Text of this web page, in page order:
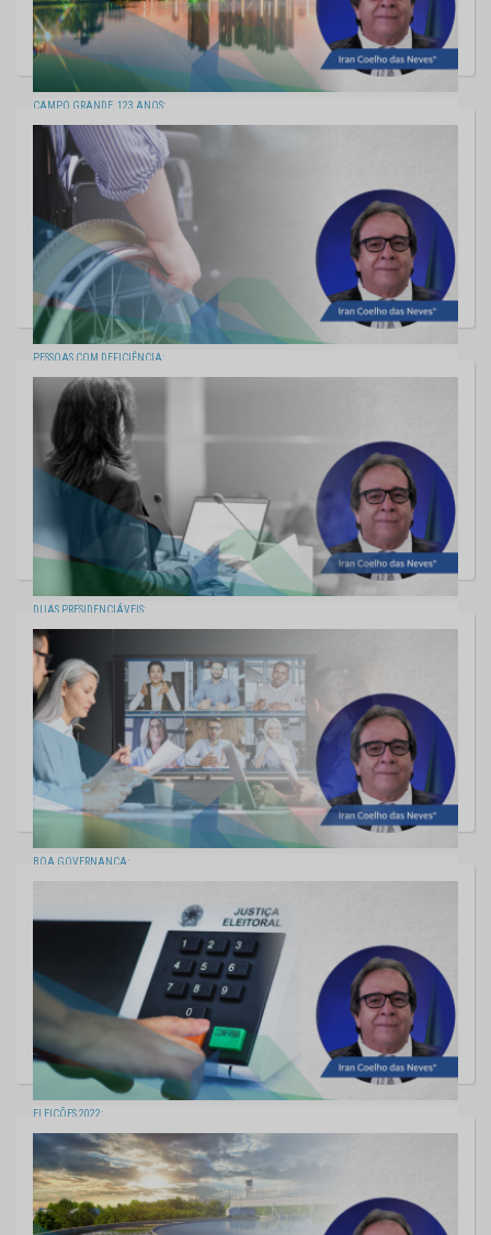
CAMPO GRANDE, 123 ANOS:
CAPITAL DO NOSSO ORGULHO
26/08/2022
PESSOAS COM DEFICIÊNCIA:
INCLUSÃO ENFRENTA BARREIRAS
19/08/2022
DUAS PRESIDENCIÁVEIS:
PROTAGONISMO DA MULHER SUL-MATO-GROSSENSE
12/08/2022
BOA GOVERNANÇA:
LEI DE LICITAÇÕES REFORÇA PAPEL PEDAGÓGICO DOS TCs
ELEIÇÕES 2022:
SENSATEZ PELA DEMOCRACIA
29/07/2022